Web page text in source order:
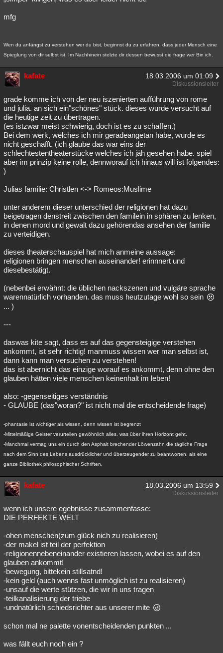
mfg
Wen du anfängst zu verstehen wer du bist, beginnst du zu erfahren, dass jeder Mensch eine
Spieglung von dir selbst ist. Im Nachhinein stelzte dir dessen bewusst die frage wer Bin ich.
kafate 18.03.2006 um 01:09
Diskussionsleiter
grade komme ich von der neu iszenierten aufführung von rome
und julia. an sich ein"schönes" stück. dieses wurde versucht auf
die heutige zeit zu übertragen.
(es istzwar meist schwierig, doch ist es zu schaffen.)
Bei dem werk, welches ich mir geradeangetan habe, wurde es
nicht geschafft. (ich glaube das war eins der
schlechtestentheaterstücke welches ich jäh gesehen habe. spiel
aber im prinzip keine rolle, dennworauf ich hinaus will ist folgendes:
)
Julias familie: Christlen <-> Romeos:Muslime
unter anderem dieser unterschied der religionen hat dazu
beigetragen denstreit zwischen den familein in sphären zu lenken,
in denen mord und gewalt dazu gehörendas ansehen der familie
zu verteidigen.
dieses theaterschauspiel hat mich anmeine aussage:
religionen bringen menschen auseinander! erinnnert und
diesebestätigt.
(nebenbei erwähnt: die üblichen nackszenen und vulgäre sprache
warennatürlich vorhanden. das muss heutzutage wohl so sein
... )
---
daswas kite sagt, dass es auf das gegensteigige verstehen
ankommt, ist sehr richtig! manmuss wissen wer man selbst ist,
dann kann man versuchen zu verstehen!
das ist abernicht das einzige worauf es ankommt, denn ohne den
glauben hätten viele menschen keinenhalt im leben!
also: -gegenseitiges verständnis
- GLAUBE (das"woran?" ist nicht mal die entscheidende frage)
-phantasie ist wichtiger als wissen, denn wissen ist begrenzt
-Mittelmäßige Geister verurteilen gewöhnlich alles, was über ihren Horizont geht.
-Manchmal vermag uns ein durch den Asphalt brechender Löwenzahn die tägliche Frage
nach dem Sinn des Lebens ausdrücklicher und überzeugender zu beantworten, als eine
ganze Bibliothek philosophischer Schriften.
kafate 18.03.2006 um 13:59
Diskussionsleiter
wenn ich unsere egebnisse zusammenfasse:
DIE PERFEKTE WELT
-ohen menschen(zum glück nich zu realisieren)
-der makel ist teil der perfektion
-religionennebeneinander existieren lassen, wobei es auf den
glauben ankommt!
-bewegung, bittekein stillsatnd!
-kein geld (auch wenns fast unmöglich ist zu realisieren)
-unsauf die werte stützen, die wir in uns tragen
-teilkanalisierung der triebe
-undnatürlich schiedsrichter aus unserer mite
schon mal ne palette vonentscheidenden punkten ...
was fällt euch noch ein ?